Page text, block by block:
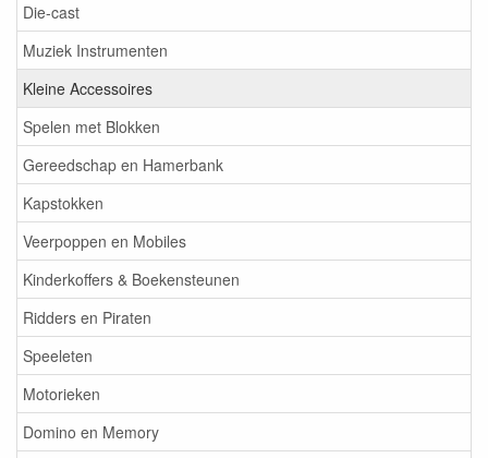
Die-cast
Muziek Instrumenten
Kleine Accessoires
Spelen met Blokken
Gereedschap en Hamerbank
Kapstokken
Veerpoppen en Mobiles
Kinderkoffers & Boekensteunen
Ridders en Piraten
Speeleten
Motorieken
Domino en Memory